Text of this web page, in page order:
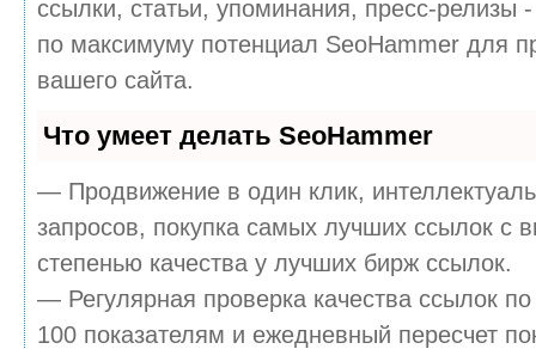
ссылки, статьи, упоминания, пресс-релизы -
по максимуму потенциал SeoHammer для
вашего сайта.
Что умеет делать SeoHammer
— Продвижение в один клик,
запросов, покупка самых лучших ссылок с
степенью качества у лучших бирж ссылок.
— Регулярная проверка качества ссылок
100 показателям и ежедневный пересчет